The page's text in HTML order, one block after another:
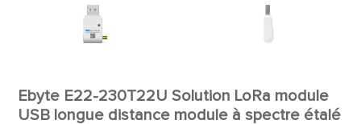
Ebyte E22-230T22U Solution LoRa module
USB longue distance module à spectre étalé